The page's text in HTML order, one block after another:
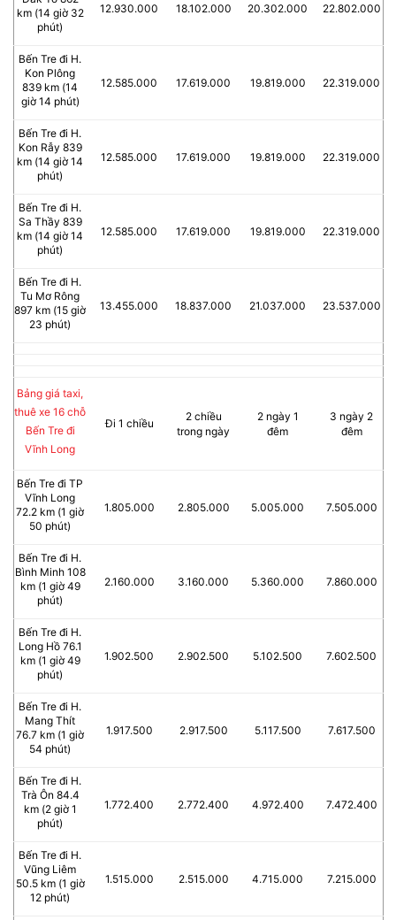
km (14 giờ 32
phút)
12.930.000 18.102.000 20.302.000 22.802.000
Bến Tre đi H.
Kon Plông
839 km (14
giờ 14 phút)
12.585.000 17.619.000 19.819.000 22.319.000
Bến Tre đi H.
Kon Rẫy 839
km (14 giờ 14
phút)
12.585.000 17.619.000 19.819.000 22.319.000
Bến Tre đi H.
Sa Thầy 839
km (14 giờ 14
phút)
12.585.000 17.619.000 19.819.000 22.319.000
Bến Tre đi H.
Tu Mơ Rông
897 km (15 giờ
23 phút)
13.455.000 18.837.000 21.037.000 23.537.000
Bảng giá taxi,
thuê xe 16 chỗ
Bến Tre đi
Vĩnh Long
Đi 1 chiều
2 chiều
trong ngày
2 ngày 1
đêm
3 ngày 2
đêm
Bến Tre đi TP
Vĩnh Long
72.2 km (1 giờ
50 phút)
1.805.000 2.805.000 5.005.000 7.505.000
Bến Tre đi H.
Bình Minh 108
km (1 giờ 49
phút)
2.160.000 3.160.000 5.360.000 7.860.000
Bến Tre đi H.
Long Hồ 76.1
km (1 giờ 49
phút)
1.902.500 2.902.500 5.102.500 7.602.500
Bến Tre đi H.
Mang Thít
76.7 km (1 giờ
54 phút)
1.917.500 2.917.500 5.117.500 7.617.500
Bến Tre đi H.
Trà Ôn 84.4
km (2 giờ 1
phút)
1.772.400 2.772.400 4.972.400 7.472.400
Bến Tre đi H.
Vũng Liêm
50.5 km (1 giờ
12 phút)
1.515.000 2.515.000 4.715.000 7.215.000